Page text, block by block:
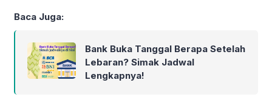
Baca Juga:
Bank Buka Tanggal Berapa Setelah
Lebaran? Simak Jadwal
Lengkapnya!